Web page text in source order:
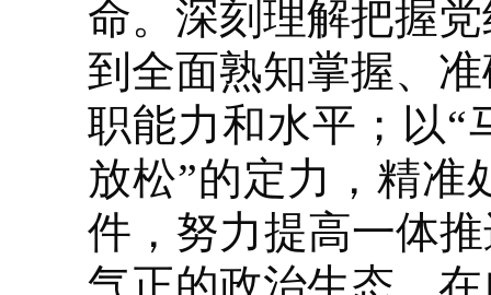
命。深刻理解把握
到全面熟知掌握、
职能力和水平；以“
放松”的定力，精准
件，努力提高一体